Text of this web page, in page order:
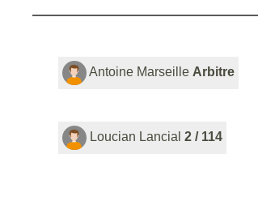
Antoine Marseille Arbitre
Loucian Lancial 2 / 114